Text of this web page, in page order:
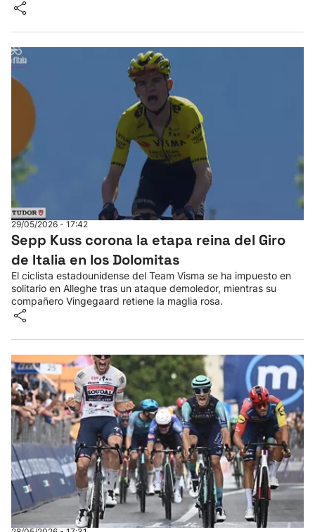
29/05/2026 - 17:42
Sepp Kuss corona la etapa reina del Giro
de Italia en los Dolomitas
El ciclista estadounidense del Team Visma se ha impuesto en
solitario en Alleghe tras un ataque demoledor, mientras su
compañero Vingegaard retiene la maglia rosa.